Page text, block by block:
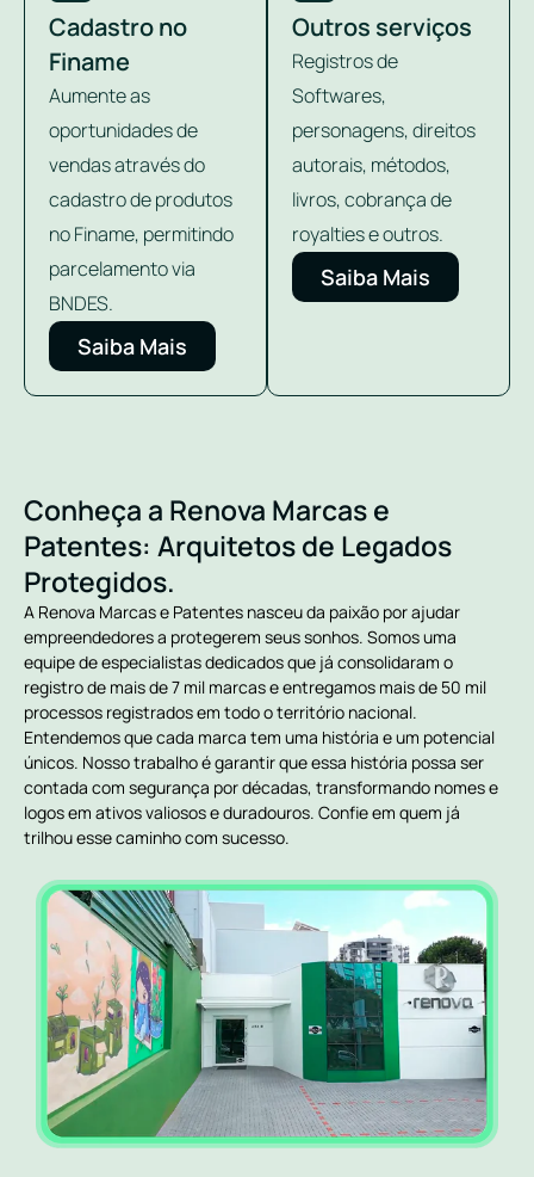
Cadastro no
Finame
Aumente as
oportunidades de
vendas através do
cadastro de produtos
no Finame, permitindo
parcelamento via
BNDES.
Saiba Mais
Outros serviços
Registros de
Softwares,
personagens, direitos
autorais, métodos,
livros, cobrança de
royalties e outros.
Saiba Mais
Conheça a Renova Marcas e
Patentes: Arquitetos de Legados
Protegidos.
A Renova Marcas e Patentes nasceu da paixão por ajudar
empreendedores a protegerem seus sonhos. Somos uma
equipe de especialistas dedicados que já consolidaram o
registro de mais de 7 mil marcas e entregamos mais de 50 mil
processos registrados em todo o território nacional.
Entendemos que cada marca tem uma história e um potencial
únicos. Nosso trabalho é garantir que essa história possa ser
contada com segurança por décadas, transformando nomes e
logos em ativos valiosos e duradouros. Confie em quem já
trilhou esse caminho com sucesso.